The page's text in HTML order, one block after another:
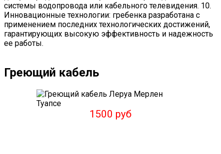
системы водопровода или кабельного телевидения. 10.
Инновационные технологии: гребенка разработана с
применением последних технологических достижений,
гарантирующих высокую эффективность и надежность
ее работы.
Греющий кабель
1500 руб